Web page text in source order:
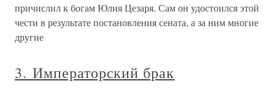
причислил к богам Юлия Цезаря. Сам он удостоился этой
чести в результате постановления сената, а за ним многие
другие
3. Императорский брак